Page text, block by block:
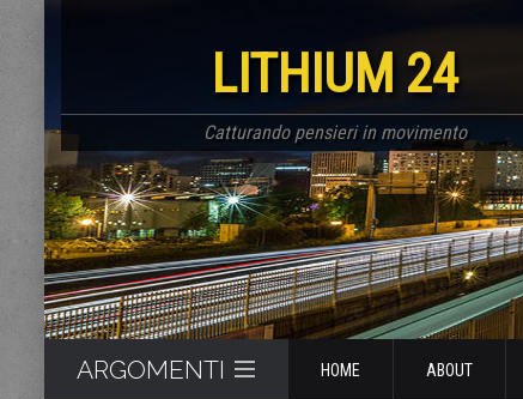
LITHIUM 24
Catturando pensieri in movimento
ARGOMENTI HOME ABOUT